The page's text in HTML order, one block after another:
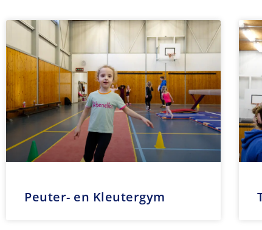
Peuter- en Kleutergym